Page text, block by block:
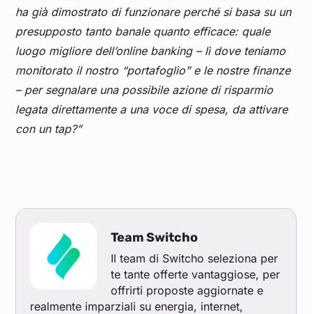
ha già dimostrato di funzionare perché si basa su un
presupposto tanto banale quanto efficace: quale
luogo migliore dell’online banking – lì dove teniamo
monitorato il nostro “portafoglio” e le nostre finanze
– per segnalare una possibile azione di risparmio
legata direttamente a una voce di spesa, da attivare
con un tap?”
Team Switcho
Il team di Switcho seleziona per
te tante offerte vantaggiose, per
offrirti proposte aggiornate e
realmente imparziali su energia, internet,